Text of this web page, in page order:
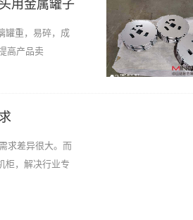
用金属罐子
重，易碎，成
高产品卖
求差异很大。而
柜，解决行业专